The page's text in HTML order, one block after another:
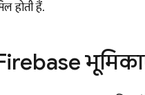
होती हैं.